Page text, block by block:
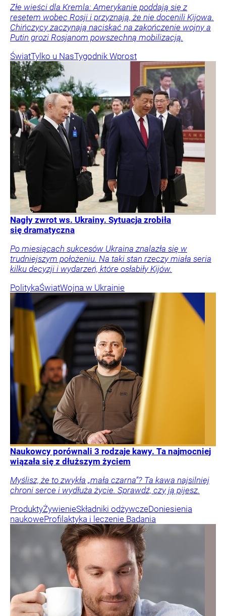
Złe wieści dla Kremla: Amerykanie poddają się z
resetem wobec Rosji i przyznają, że nie docenili Kijowa.
Chińczycy zaczynają naciskać na zakończenie wojny a
Putin grozi Rosjanom powszechną mobilizacją.
ŚwiatTylko u NasTygodnik Wprost
Nagły zwrot ws. Ukrainy. Sytuacja zrobiła
się dramatyczna
Po miesiącach sukcesów Ukraina znalazła się w
trudniejszym położeniu. Na taki stan rzeczy miała seria
kilku decyzji i wydarzeń, które osłabiły Kijów.
PolitykaŚwiatWojna w Ukrainie
Naukowcy porównali 3 rodzaje kawy. Ta najmocniej
wiązała się z dłuższym życiem
Myślisz, że to zwykła „mała czarna”? Ta kawa najsilniej
chroni serce i wydłuża życie. Sprawdź, czy ją pijesz.
ProduktyŻywienieSkładniki odżywczeDoniesienia
naukoweProfilaktyka i leczenie Badania